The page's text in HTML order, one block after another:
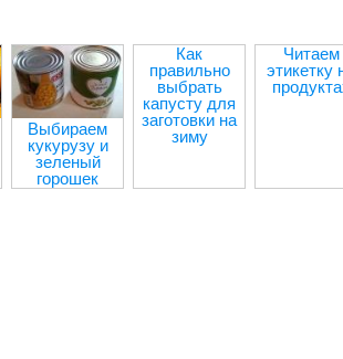
Выбираем
кукурузу и
зеленый
горошек
Как
правильно
выбрать
капусту для
заготовки на
зиму
Читаем
этикетку